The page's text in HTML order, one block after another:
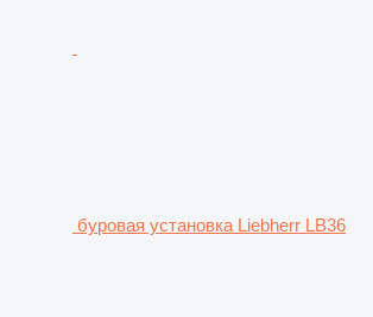
буровая установка Liebherr LB36